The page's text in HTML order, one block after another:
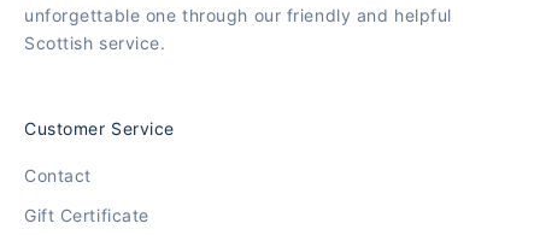
unforgettable one through our friendly and helpful
Scottish service.
Customer Service
Contact
Gift Certificate